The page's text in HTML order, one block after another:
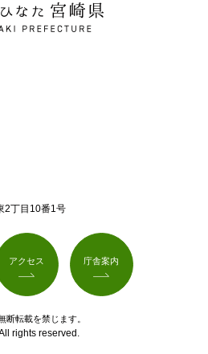
た 宮崎県
PREFECTURE
丁目10番1号
アクセス 庁舎案内
断転載を禁じます。
rights reserved.